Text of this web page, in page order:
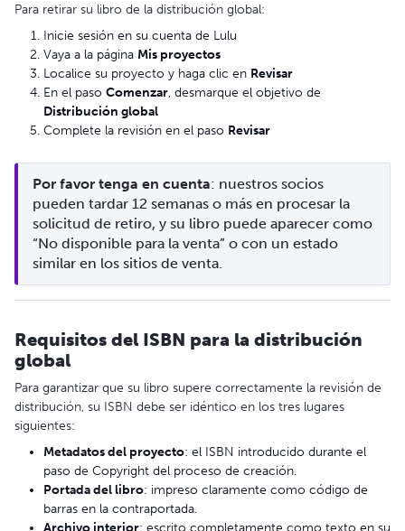
Para retirar su libro de la distribución global:
Inicie sesión en su cuenta de Lulu
Vaya a la página Mis proyectos
Localice su proyecto y haga clic en Revisar
En el paso Comenzar, desmarque el objetivo de
Distribución global
Complete la revisión en el paso Revisar
Por favor tenga en cuenta: nuestros socios
pueden tardar 12 semanas o más en procesar la
solicitud de retiro, y su libro puede aparecer como
“No disponible para la venta” o con un estado
similar en los sitios de venta.
Requisitos del ISBN para la distribución
global
Para garantizar que su libro supere correctamente la revisión de
distribución, su ISBN debe ser idéntico en los tres lugares
siguientes:
Metadatos del proyecto: el ISBN introducido durante el
paso de Copyright del proceso de creación.
Portada del libro: impreso claramente como código de
barras en la contraportada.